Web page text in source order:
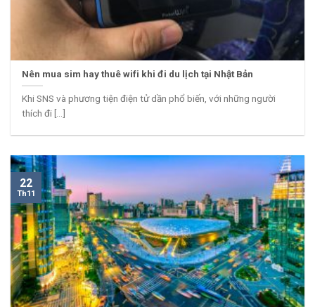
Nên mua sim hay thuê wifi khi đi du lịch tại Nhật Bản
Khi SNS và phương tiện điện tử dần phổ biến, với những người
thích đi [...]
22
Th11